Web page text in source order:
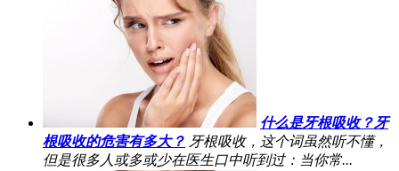
什么是牙根吸收？牙
根吸收的危害有多大？ 牙根吸收，这个词虽然听不懂，
但是很多人或多或少在医生口中听到过：当你常...